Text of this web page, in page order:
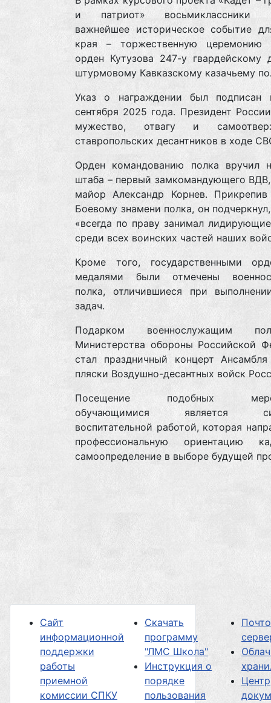
и патриот» восьмиклассники
важнейшее историческое событие
края – торжественную церемонию
орден Кутузова 247-у гвардейскому
штурмовому Кавказскому казачьему
Указ о награждении был подписан
сентября 2025 года. Президент
мужество, отвагу и
ставропольских десантников в ходе
Орден командованию полка вручил
штаба – первый замкомандующего ВДВ,
майор Александр Корнев.
Боевому знамени полка, он
«всегда по праву занимал
среди всех воинских частей наших
Кроме того, государственными
медалями были отмечены
полка, отличившиеся при
задач.
Подарком военнослужащим
Министерства обороны Российской
стал праздничный концерт
пляски Воздушно-десантных войск
Посещение подобных
обучающимися является
воспитательной работой, которая
профессиональную ориентацию
самоопределение в выборе будущей
Сайт
информационной
поддержки
работы
приемной
комиссии СПКУ
Скачать
программу
"ЛМС Школа"
Инструкция о
порядке
пользования
Центр